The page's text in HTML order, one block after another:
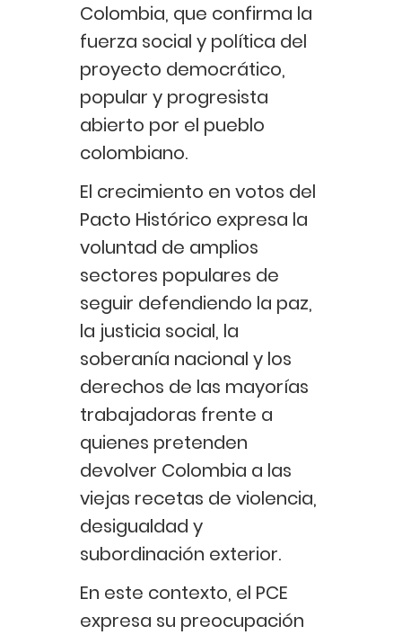
Colombia, que confirma la
fuerza social y política del
proyecto democrático,
popular y progresista
abierto por el pueblo
colombiano.
El crecimiento en votos del
Pacto Histórico expresa la
voluntad de amplios
sectores populares de
seguir defendiendo la paz,
la justicia social, la
soberanía nacional y los
derechos de las mayorías
trabajadoras frente a
quienes pretenden
devolver Colombia a las
viejas recetas de violencia,
desigualdad y
subordinación exterior.
En este contexto, el PCE
expresa su preocupación